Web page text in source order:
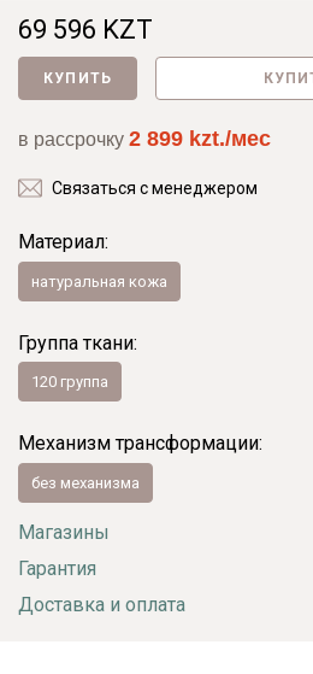
69 596 KZT
КУПИТЬ
в рассрочку 2 899 kzt./мес
Связаться с менеджером
Материал:
натуральная кожа
Группа ткани:
120 группа
Механизм трансформации:
без механизма
Магазины
Гарантия
Доставка и оплата